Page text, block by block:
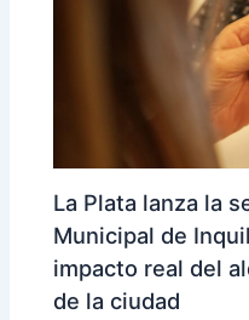
La Plata lanza la
Municipal de
impacto real del
de la ciudad